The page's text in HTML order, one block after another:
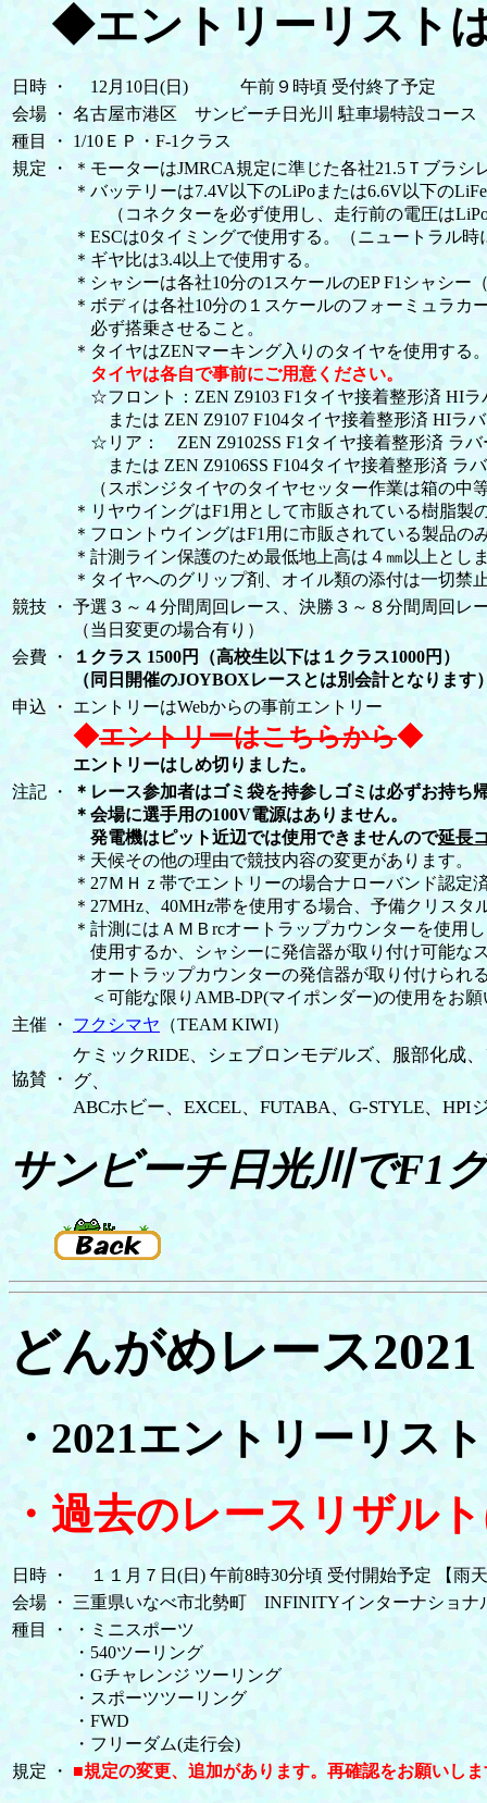
◆エントリーリスト
日時 ・
12月10日(日) 午前９時頃 受付終了予定
会場
・ 名古屋市港区 サンビーチ日光川 駐車場特設コース
種目
・
1/10ＥＰ・F-1クラス
規定
・
＊モーターはJMRCA規定に準じた各社21.5Ｔブラシ
＊バッテリーは7.4V以下のLiPoまたは6.6V以下の
（コネクターを必ず使用し、走行前の電圧は
＊ESCは0タイミングで使用する。（ニュートラル
＊ギヤ比は3.4以上で使用する。
＊シャシーは各社10分の1スケールのEP F1シャシー
＊ボディは各社10分の１スケールのフォーミュラ
必ず搭乗させること。
＊タイヤはZENマーキング入りのタイヤを使用する
タイヤは各自で事前にご用意ください。
☆フロント：ZEN Z9103 F1タイヤ接着整形済 HIラ
または ZEN Z9107 F104タイヤ接着整形済 HIラ
☆リア： ZEN Z9102SS F1タイヤ接着整形済 ラバ
または ZEN Z9106SS F104タイヤ接着整形済 ラ
（スポンジタイヤのタイヤセッター作業は箱の中
＊リヤウイングはF1用として市販されている樹脂製
＊フロントウイングはF1用に市販されている製品の
＊計測ライン保護のため最低地上高は４㎜以上とし
＊タイヤへのグリップ剤、オイル類の添付は一切
競技
・ 予選３～４分間周回レース、決勝３～８分間周回レ
（当日変更の場合有り）
会費 ・
１クラス 1500円（高校生以下は１クラス1000円）
（同日開催のJOYBOXレースとは別会計となります
申込
・ エントリーはWebからの事前エントリー
◆エントリーはこちらから◆
エントリーはしめ切りました。
注記
・
＊レース参加者はゴミ袋を持参しゴミは必ずお持ち
＊会場に選手用の100V電源はありません。
発電機はピット近辺では使用できませんので延長
＊天候その他の理由で競技内容の変更があります。
＊27ＭＨｚ帯でエントリーの場合ナローバンド認定
＊27MHz、40MHz帯を使用する場合、予備クリスタ
＊計測にはＡＭＢrcオートラップカウンターを使用
使用するか、シャシーに発信器が取り付け可能な
オートラップカウンターの発信器が取り付けられ
＜可能な限りAMB-DP(マイポンダー)の使用をお
主催
・ フクシマヤ （TEAM KIWI）
協賛 ・
ケミックRIDE、シェブロンモデルズ、服部化成
グ、
ABCホビー、EXCEL、FUTABA、G-STYLE、HPI
サンビーチ日光川でF1
どんがめレース2021
・2021エントリーリス
・過去のレースリザル
日時 ・
１１月７日(日) 午前8時30分頃 受付開始予定 【雨
会場
・
三重県いなべ市北勢町 INFINITYインターナショナ
種目
・
・ミニスポーツ
・540ツーリング
・Gチャレンジ ツーリング
・スポーツツーリング
・FWD
・フリーダム(走行会)
規定
・ ■規定の変更、追加があります。再確認をお願いし